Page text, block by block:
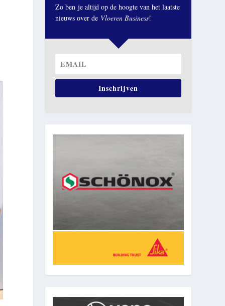
Zo ben je altijd op de hoogte van het laatste
nieuws over de Vloeren Business!
Inschrijven